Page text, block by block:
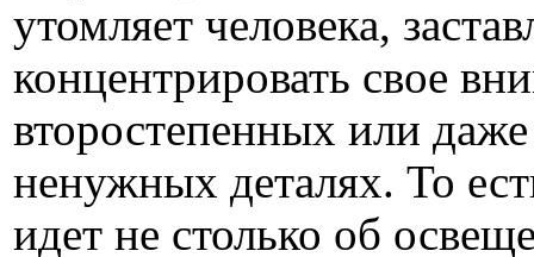
утомляет человека,
концентрировать свое
второстепенных или даже
ненужных деталях. То
идет не столько об